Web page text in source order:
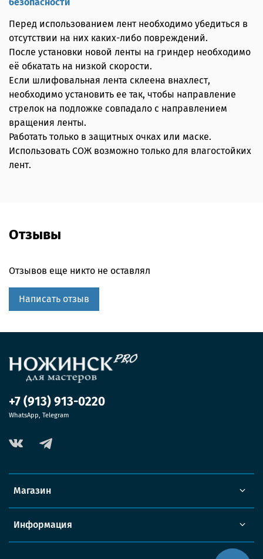
безопасности
Перед использованием лент необходимо убедиться в
отсутствии на них каких-либо повреждений.
После установки новой ленты на гриндер необходимо
её обкатать на низкой скорости.
Если шлифовальная лента склеена внахлест,
необходимо установить ее так, чтобы направление
стрелок на подложке совпадало с направлением
вращения ленты.
Работать только в защитных очках или маске.
Использовать СОЖ возможно только для влагостойких
лент.
Отзывы
Отзывов еще никто не оставлял
Написать отзыв
Магазин
Информация
+7 (913) 913-0220
WhatsApp, Telegram